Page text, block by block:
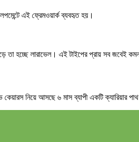
এই ফ্রেমওয়ার্ক ব্যবহৃত হয়।
হচ্ছে লারাভেল। এই টাইপের প্রায় সব জবেই
নিয়ে আসছে ৬ মাস ব্যাপী একটি ক্যারিয়ার